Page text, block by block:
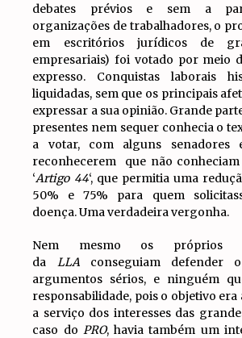
debates prévios e sem a
organizações de trabalhadores, o
em escritórios jurídicos de
empresariais) foi votado por meio
expresso. Conquistas laborais
liquidadas, sem que os principais
expressar a sua opinião. Grande
presentes nem sequer conhecia o
a votar, com alguns senadores
reconhecerem que não
‘Artigo 44‘, que permitia uma
50% e 75% para quem
doença. Uma verdadeira vergonha.
Nem mesmo os próprios
da
LLAconseguiam defender
argumentos sérios, e ninguém
responsabilidade, pois o objetivo
a serviço dos interesses das
caso do PRO, havia também um